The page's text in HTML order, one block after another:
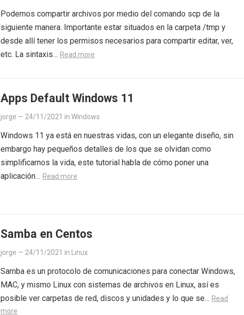
Podemos compartir archivos por medio del comando scp de la
siguiente manera. Importante estar situados en la carpeta /tmp y
desde allí tener los permisos necesarios para compartir editar, ver,
etc. La sintaxis… Read more
Apps Default Windows 11
jorge — 24/11/2021 in Windows
Windows 11 ya está en nuestras vidas, con un elegante diseño, sin
embargo hay pequeños detalles de los que se olvidan como
simplificarnos la vida, este tutorial habla de cómo poner una
aplicación… Read more
Samba en Centos
jorge — 24/11/2021 in Linux
Samba es un protocolo de comunicaciones para conectar Windows,
MAC, y mismo Linux con sistemas de archivos en Linux, así es
posible ver carpetas de red, discos y unidades y lo que se… Read
more